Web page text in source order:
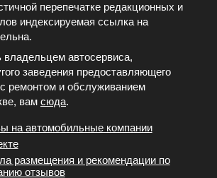
перепечатке редакционных и
индексируемая ссылка на
автосервиса,
заведения предоставляющего
ремонтом и обслуживанием
вам сюда.
на автомобильные компании